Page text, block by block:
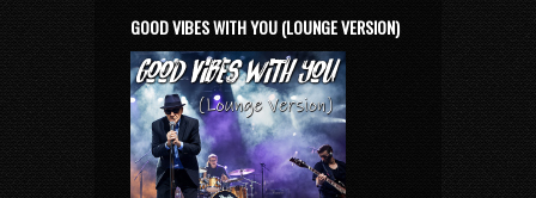
GOOD VIBES WITH YOU (LOUNGE VERSION)